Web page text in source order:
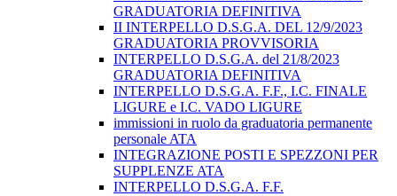
GRADUATORIA DEFINITIVA
II INTERPELLO D.S.G.A. DEL 12/9/2023
GRADUATORIA PROVVISORIA
INTERPELLO D.S.G.A. del 21/8/2023
GRADUATORIA DEFINITIVA
INTERPELLO D.S.G.A. F.F., I.C. FINALE
LIGURE e I.C. VADO LIGURE
immissioni in ruolo da graduatoria permanente
personale ATA
INTEGRAZIONE POSTI E SPEZZONI PER
SUPPLENZE ATA
INTERPELLO D.S.G.A. F.F.